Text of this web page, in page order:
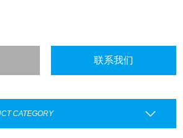
联系我们
CATEGORY